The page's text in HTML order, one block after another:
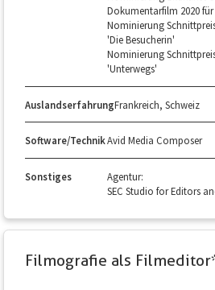
Dokumentarfilm 2020
Nominierung
'Die Besucherin'
Nominierung
'Unterwegs'
AuslandserfahrungFrankreich, Schweiz
Software/TechnikAvid Media Composer
Sonstiges
Agentur:
SEC Studio for Editors
Filmografie als